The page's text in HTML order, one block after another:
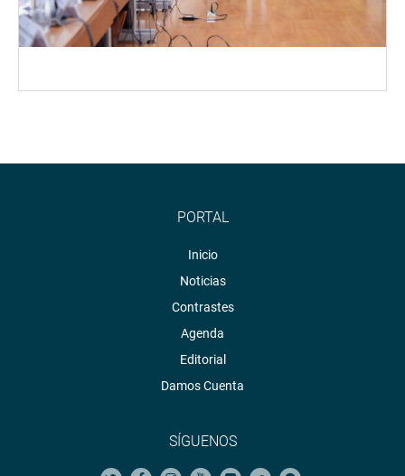
PORTAL
Inicio
Noticias
Contrastes
Agenda
Editorial
Damos Cuenta
SÍGUENOS